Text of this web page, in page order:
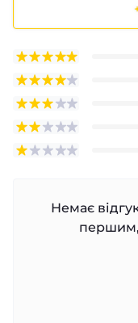
Немає
першим,